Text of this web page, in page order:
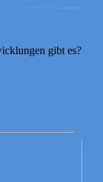
gibt es?